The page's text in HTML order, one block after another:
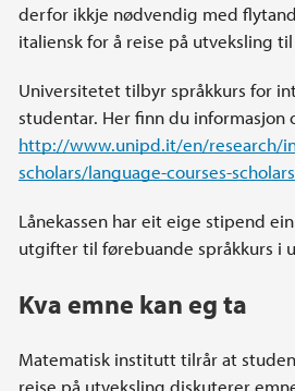
derfor ikkje nødvendig med
italiensk for å reise på utveksling
Universitetet tilbyr språkkurs for
studentar. Her finn du informasjon
http://www.unipd.it/en/research/
scholars/language-courses-scholars
Lånekassen har eit eige stipend
utgifter til førebuande språkkurs i
Kva emne kan eg ta
Matematisk institutt tilrår at
reise på utveksling diskuterer